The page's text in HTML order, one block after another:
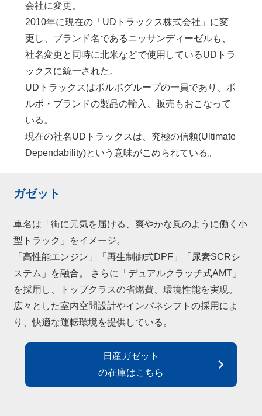
会社に変更。
2010年に現在の「UDトラックス株式会社」に変
更し、ブランド名であるニッサンディーゼルも、
社名変更と同時に北米などで使用しているUDトラ
ックスに統一された。
UDトラックスはボルボグループの一員であり、ボ
ルボ・ブランドの製品の輸入、販売もおこなって
いる。
現在の社名UDトラックスは、究極の信頼(Ultimate
Dependability)という意味がこめられている。
ガゼット
車名は「街に元気を届ける、爽やかな風のように働く小
型トラック」をイメージ。
「高性能エンジン」「再生制御式DPF」「尿素SCRシ
ステム」を融合。 さらに「デュアルクラッチ式AMT」
を採用し、トップクラスの省燃費、環境性能を実現。
広々とした室内空間設計やインパネシフトの採用によ
り、快適な運転環境を提供している。
日産ガゼット
の在庫はこちら